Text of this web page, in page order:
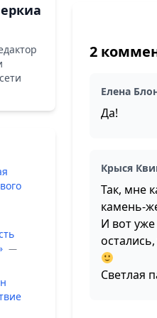
—
2
Елена
Да!
Крыся
Так, мне
камень-
И вот
Светлая